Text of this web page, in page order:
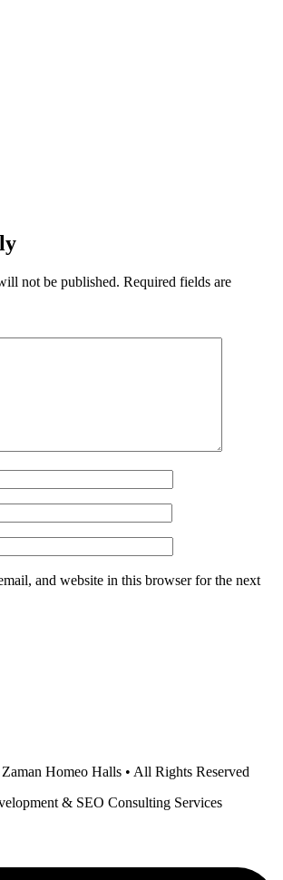
not be published. Required fields are
and website in this browser for the next
Homeo Halls • All Rights Reserved
& SEO Consulting Services